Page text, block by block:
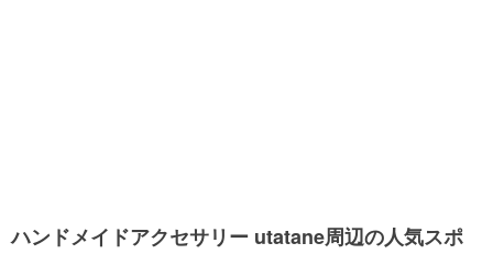
ハンドメイドアクセサリー utatane周辺の人気スポ